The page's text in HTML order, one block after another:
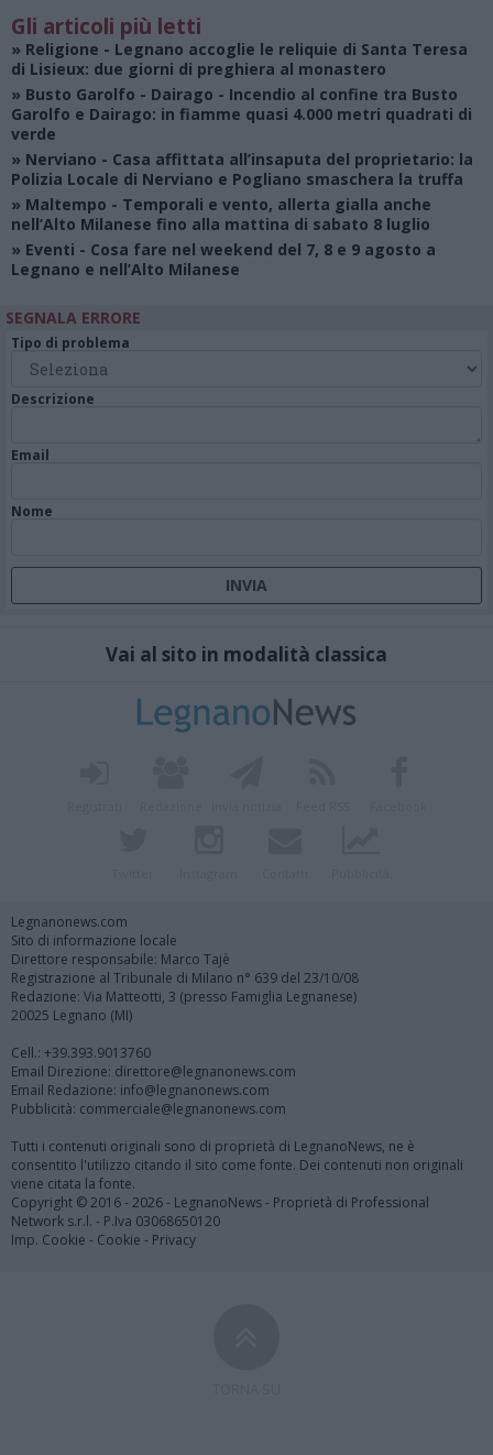
Gli articoli più letti
» Religione - Legnano accoglie le reliquie di Santa Teresa
di Lisieux: due giorni di preghiera al monastero
» Busto Garolfo - Dairago - Incendio al confine tra Busto
Garolfo e Dairago: in fiamme quasi 4.000 metri quadrati di
verde
» Nerviano - Casa affittata all’insaputa del proprietario: la
Polizia Locale di Nerviano e Pogliano smaschera la truffa
» Maltempo - Temporali e vento, allerta gialla anche
nell’Alto Milanese fino alla mattina di sabato 8 luglio
» Eventi - Cosa fare nel weekend del 7, 8 e 9 agosto a
Legnano e nell’Alto Milanese
SEGNALA ERRORE
Tipo di problema
Descrizione
Email
Nome
Vai al sito in modalità classica
Legnanonews.com
Sito di informazione locale
Direttore responsabile: Marco Tajè
Registrazione al Tribunale di Milano n° 639 del 23/10/08
Redazione: Via Matteotti, 3 (presso Famiglia Legnanese)
20025 Legnano (MI)
Cell.: +39.393.9013760
Email Direzione: direttore@legnanonews.com
Email Redazione: info@legnanonews.com
Pubblicità: commerciale@legnanonews.com
Tutti i contenuti originali sono di proprietà di LegnanoNews, ne è
consentito l'utilizzo citando il sito come fonte. Dei contenuti non originali
viene citata la fonte.
Copyright © 2016 - 2026 - LegnanoNews - Proprietà di Professional
Network s.r.l. - P.Iva 03068650120
Imp. Cookie - Cookie - Privacy